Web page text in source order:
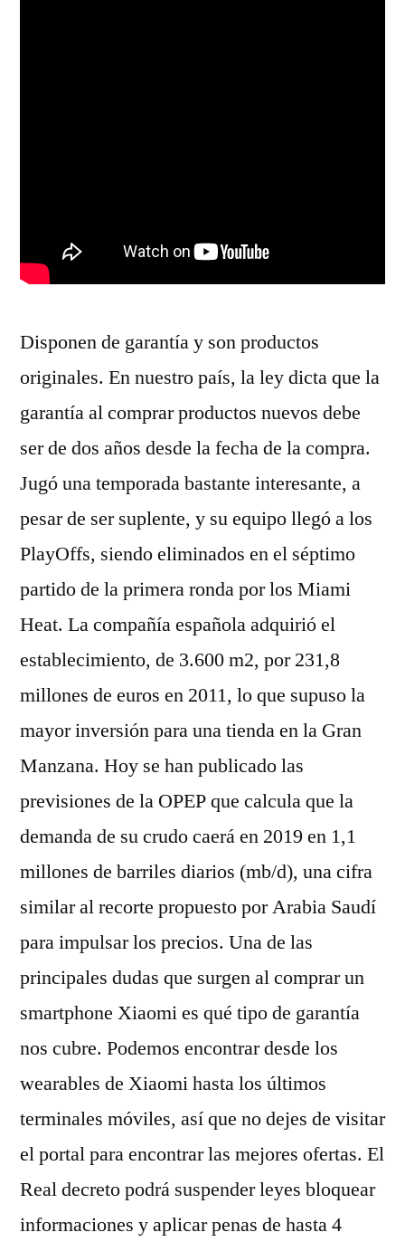
Disponen de garantía y son productos
originales. En nuestro país, la ley dicta que la
garantía al comprar productos nuevos debe
ser de dos años desde la fecha de la compra.
Jugó una temporada bastante interesante, a
pesar de ser suplente, y su equipo llegó a los
PlayOffs, siendo eliminados en el séptimo
partido de la primera ronda por los Miami
Heat. La compañía española adquirió el
establecimiento, de 3.600 m2, por 231,8
millones de euros en 2011, lo que supuso la
mayor inversión para una tienda en la Gran
Manzana. Hoy se han publicado las
previsiones de la OPEP que calcula que la
demanda de su crudo caerá en 2019 en 1,1
millones de barriles diarios (mb/d), una cifra
similar al recorte propuesto por Arabia Saudí
para impulsar los precios. Una de las
principales dudas que surgen al comprar un
smartphone Xiaomi es qué tipo de garantía
nos cubre. Podemos encontrar desde los
wearables de Xiaomi hasta los últimos
terminales móviles, así que no dejes de visitar
el portal para encontrar las mejores ofertas. El
Real decreto podrá suspender leyes bloquear
informaciones y aplicar penas de hasta 4